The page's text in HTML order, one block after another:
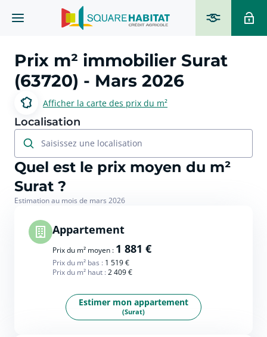
Prix m² immobilier Surat
(63720) - Mars 2026
Afficher la carte des prix du m²
Localisation
Saisissez une localisation
Quel est le prix moyen du m²
Surat ?
Estimation au mois de mars 2026
Appartement
Prix du m² moyen : 1 881 €
Prix du m² bas : 1 519 €
Prix du m² haut :2 409 €
Estimer mon appartement
(Surat)